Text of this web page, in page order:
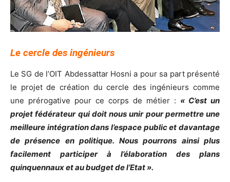
Le cercle des ingénieurs
Le SG de l’OIT Abdessattar Hosni a pour sa part présenté
le projet de création du cercle des ingénieurs comme
une prérogative pour ce corps de métier : « C’est un
projet fédérateur qui doit nous unir pour permettre une
meilleure intégration dans l’espace public et davantage
de présence en politique. Nous pourrons ainsi plus
facilement participer à l’élaboration des plans
quinquennaux et au budget de l’Etat ».